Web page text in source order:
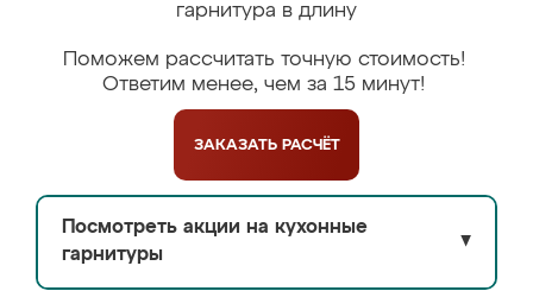
гарнитура в длину
Поможем рассчитать точную стоимость!
Ответим менее, чем за 15 минут!
ЗАКАЗАТЬ РАСЧЁТ
Посмотреть акции на кухонные
гарнитуры
▼